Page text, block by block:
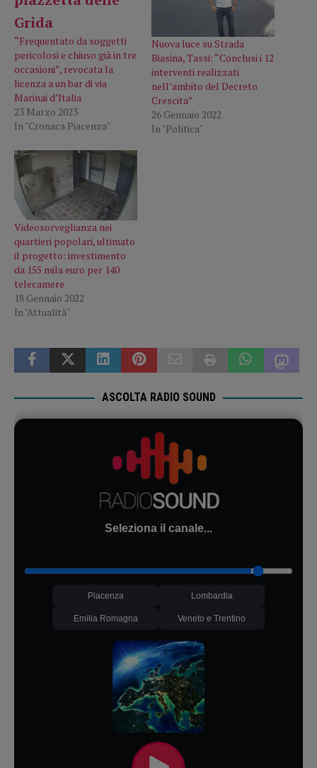
“Frequentato da soggetti
pericolosi e chiuso già in tre
occasioni”, revocata la
licenza a un bar di via
Marinai d’Italia
23 Marzo 2023
In "Cronaca Piacenza"
Nuova luce su Strada
Biasina, Tassi: “Conclusi i 12
interventi realizzati
nell’ambito del Decreto
Crescita”
26 Gennaio 2022
In "Politica"
Videosorveglianza nei
quartieri popolari, ultimato
il progetto: investimento
da 155 mila euro per 140
telecamere
18 Gennaio 2022
In "Attualità"
ASCOLTA RADIO SOUND
Seleziona il canale...
Piacenza Lombardia
Emilia Romagna Veneto e Trentino